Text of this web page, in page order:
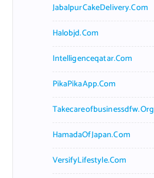
JabalpurCakeDelivery.com
Halobjd.com
Intelligenceqatar.com
PikaPikaApp.com
Takecareofbusinessdfw.org
HamadaOfJapan.com
VersifyLifestyle.com